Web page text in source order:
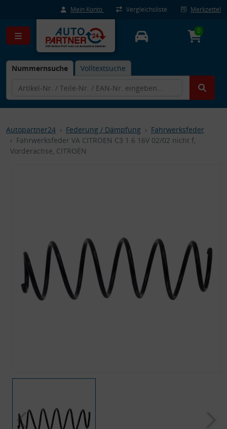
Mein Konto Vergleichsliste Merkzettel
Nummernsuche Volltextsuche
0
Autopartner24 Federung / Dämpfung
Fahrwerksfeder
Fahrwerksfeder VA CITROEN C3 1.6 16V 02/02 nicht f,
Vorderachse, CITROËN